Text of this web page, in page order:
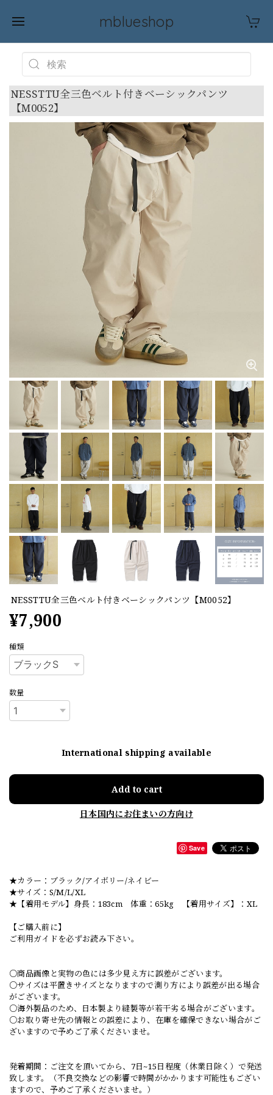
mblueshop
NESSTTU全三色ベルト付きベーシックパンツ
【M0052】
NESSTTU全三色ベルト付きベーシックパンツ【M0052】
¥7,900
種類
数量
International shipping available
Add to cart
日本国内にお住まいの方向け
Save
★カラー：ブラック/アイボリー/ネイビー
★サイズ：S/M/L/XL
★【着用モデル】身長：183cm 体重：65kg 【着用サイズ】：XL
【ご購入前に】
ご利用ガイドを必ずお読み下さい。
○商品画像と実物の色には多少見え方に誤差がございます。
○サイズは平置きサイズとなりますので測り方により誤差が出る場合
がございます。
○海外製品のため、日本製より縫製等が若干劣る場合がございます。
○お取り寄せ先の情報との誤差により、在庫を確保できない場合がご
ざいますので予めご了承くださいませ。
発着期間：ご注文を頂いてから、7日~15日程度（休業日除く）で発送
致します。（不良交換などの影響で時間がかかります可能性もござい
ますので、予めご了承くださいませ。）